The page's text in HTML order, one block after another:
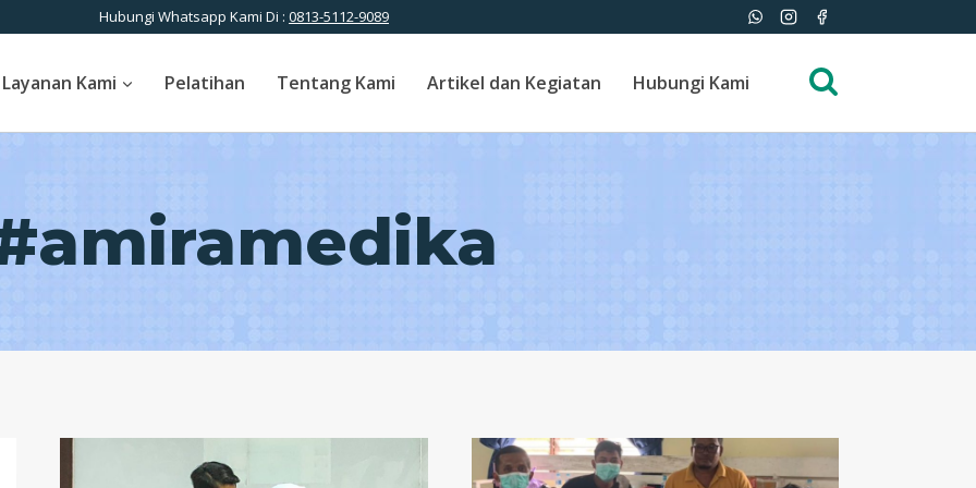
Hubungi Whatsapp Kami Di : 0813-5112-9089
Layanan Kami Pelatihan Tentang Kami Artikel dan Kegiatan Hubungi Kami